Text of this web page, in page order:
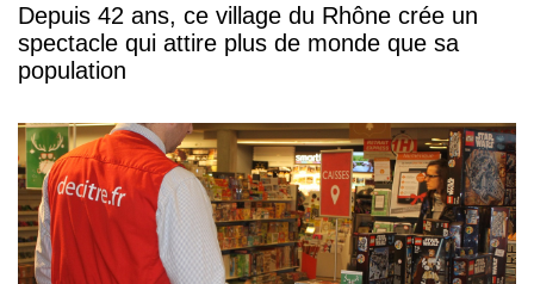
Depuis 42 ans, ce village du Rhône crée un
spectacle qui attire plus de monde que sa
population